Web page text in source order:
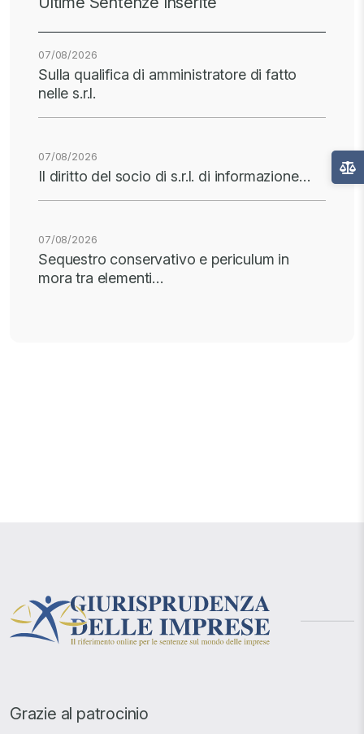
07/08/2026
Sulla qualifica di amministratore di fatto
nelle s.r.l.
07/08/2026
Il diritto del socio di s.r.l. di informazione…
07/08/2026
Sequestro conservativo e periculum in
mora tra elementi…
Grazie al patrocinio